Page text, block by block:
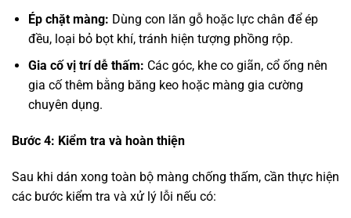
Ép chặt màng: Dùng con lăn gỗ hoặc lực chân để ép
đều, loại bỏ bọt khí, tránh hiện tượng phồng rộp.
Gia cố vị trí dễ thấm: Các góc, khe co giãn, cổ ống nên
gia cố thêm bằng băng keo hoặc màng gia cường
chuyên dụng.
Bước 4: Kiểm tra và hoàn thiện
Sau khi dán xong toàn bộ màng chống thấm, cần thực hiện
các bước kiểm tra và xử lý lỗi nếu có: